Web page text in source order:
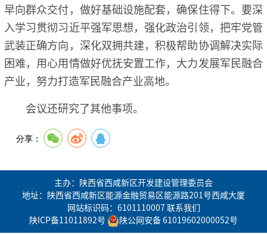
早向群众交付，做好基础设施配套，确保住得下。要深
入学习贯彻习近平强军思想，强化政治引领，把牢党管
武装正确方向，深化双拥共建，积极帮助协调解决实际
困难，用心用情做好优抚安置工作，大力发展军民融合
产业，努力打造军民融合产业高地。
会议还研究了其他事项。
分享：
主办：陕西省西咸新区开发建设管理委员会
地址：陕西省西咸新区能源金融贸易区能源路201号西咸大厦
网站标识码：6101110007 联系我们
陕ICP备11011892号
陕公网安备 61019602000052号